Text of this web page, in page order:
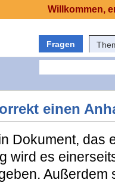
Fragen
einen
Dokument, das
wird es
Außerdem
Willkommen,